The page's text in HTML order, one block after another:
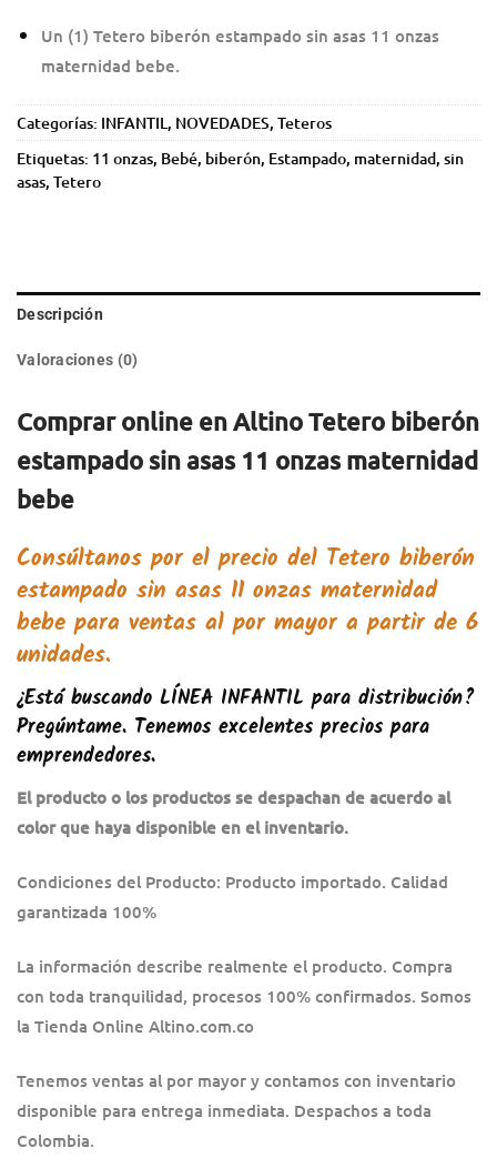
Un (1) Tetero biberón estampado sin asas 11 onzas
maternidad bebe.
Categorías: INFANTIL, NOVEDADES, Teteros
Etiquetas: 11 onzas, Bebé, biberón, Estampado, maternidad, sin
asas, Tetero
Descripción
Valoraciones (0)
Comprar online en Altino Tetero biberón
estampado sin asas 11 onzas maternidad
bebe
Consúltanos por el precio del Tetero biberón
estampado sin asas 11 onzas maternidad
bebepara ventas al por mayor a partir de 6
unidades.
¿Está buscando LÍNEA INFANTIL para distribución?
Pregúntame. Tenemos excelentes precios para
emprendedores.
El producto o los productos se despachan de acuerdo al
color que haya disponible en el inventario.
Condiciones del Producto: Producto importado. Calidad
garantizada 100%
La información describe realmente el producto. Compra
con toda tranquilidad, procesos 100% confirmados. Somos
la Tienda Online Altino.com.co
Tenemos ventas al por mayor y contamos con inventario
disponible para entrega inmediata. Despachos a toda
Colombia.